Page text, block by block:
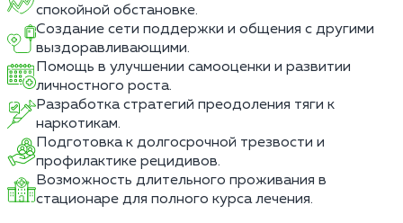
спокойной обстановке.
Создание сети поддержки и общения с другими
выздоравливающими.
Помощь в улучшении самооценки и развитии
личностного роста.
Разработка стратегий преодоления тяги к
наркотикам.
Подготовка к долгосрочной трезвости и
профилактике рецидивов.
Возможность длительного проживания в
стационаре для полного курса лечения.